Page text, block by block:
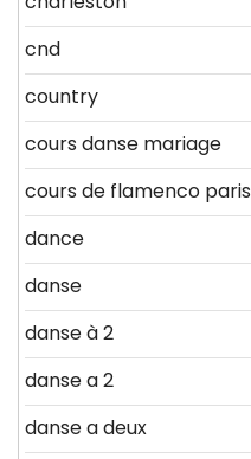
cnd
country
cours danse mariage
cours de flamenco paris
dance
danse
danse à 2
danse a 2
danse a deux